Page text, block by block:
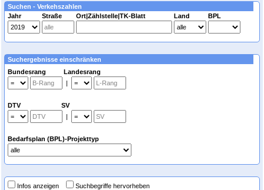
Suchen - Verkehszahlen
Jahr
Straße Ort|Zählstelle|TK-Blatt Land BPL
Suchergebnisse einschränken
Bundesrang Landesrang
|
DTV SV
|
Bedarfsplan (BPL)-Projekttyp
Infos anzeigen Suchbegriffe hervorheben